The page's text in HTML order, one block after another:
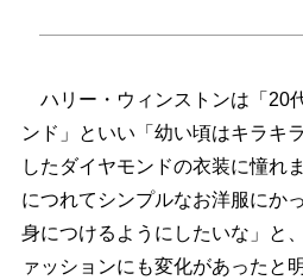
ハリー・ウィンストンは「20
ンド」といい「幼い頃はキラキ
したダイヤモンドの衣装に憧れ
につれてシンプルなお洋服にか
身につけるようにしたいな」と
ァッションにも変化があったと